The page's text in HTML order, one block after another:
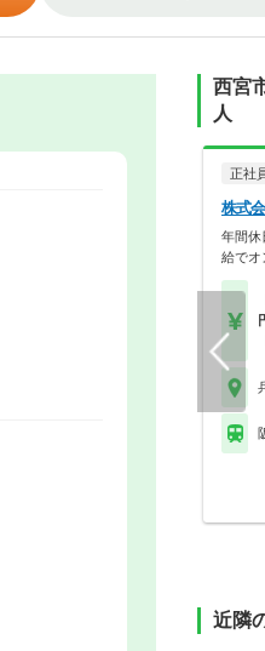
西宮
人
正社
株式
年間休
給でオ
近隣